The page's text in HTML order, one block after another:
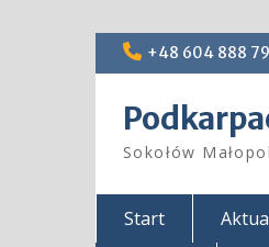
Skip
+48 604 888
Sokołów
Start